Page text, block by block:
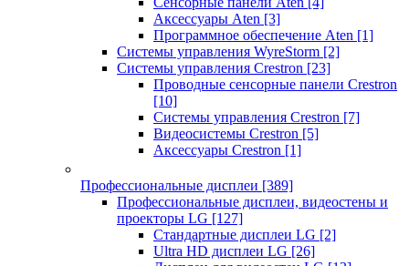
Аксессуары Aten [3]
Программное обеспечение Aten [1]
Системы управления WyreStorm [2]
Системы управления Crestron [23]
Проводные сенсорные панели Crestron
[10]
Системы управления Crestron [7]
Видеосистемы Crestron [5]
Аксессуары Crestron [1]
Профессиональные дисплеи [389]
Профессиональные дисплеи, видеостены и
проекторы LG [127]
Стандартные дисплеи LG [2]
Ultra HD дисплеи LG [26]